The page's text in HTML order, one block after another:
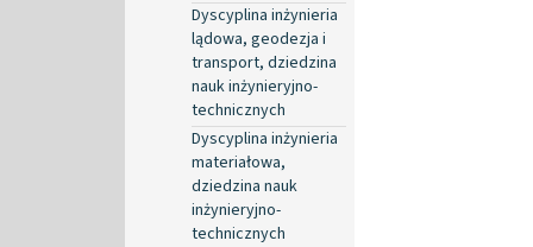
Dyscyplina inżynieria
lądowa, geodezja i
transport, dziedzina
nauk inżynieryjno-
technicznych
Dyscyplina inżynieria
materiałowa,
dziedzina nauk
inżynieryjno-
technicznych